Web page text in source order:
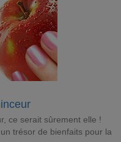
ce serait sûrement elle !
trésor de bienfaits pour la